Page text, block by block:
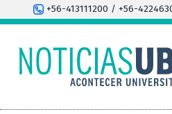
+56-413111200 / +56-